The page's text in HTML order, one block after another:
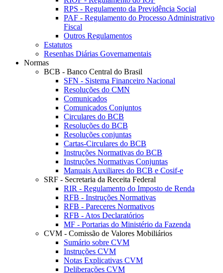
RPS - Regulamento da Previdência Social
PAF - Regulamento do Processo Administrativo
Fiscal
Outros Regulamentos
Estatutos
Resenhas Diárias Governamentais
Normas
BCB - Banco Central do Brasil
SFN - Sistema Financeiro Nacional
Resoluções do CMN
Comunicados
Comunicados Conjuntos
Circulares do BCB
Resoluções do BCB
Resoluções conjuntas
Cartas-Circulares do BCB
Instruções Normativas do BCB
Instruções Normativas Conjuntas
Manuais Auxiliares do BCB e Cosif-e
SRF - Secretaria da Receita Federal
RIR - Regulamento do Imposto de Renda
RFB - Instruções Normativas
RFB - Pareceres Normativos
RFB - Atos Declaratórios
MF - Portarias do Ministério da Fazenda
CVM - Comissão de Valores Mobiliários
Sumário sobre CVM
Instruções CVM
Notas Explicativas CVM
Deliberações CVM